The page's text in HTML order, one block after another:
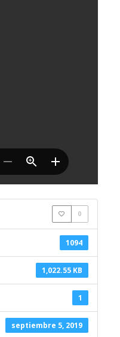
0
1094
1,022.55 KB
1
septiembre 5, 2019